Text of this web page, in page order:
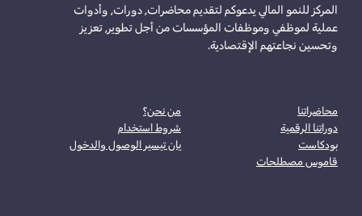
المركز للنمو المالي يدعوكم لتقديم محاضرات, دورات, وأدوات
عملية لموظفي وموظفات المؤسسات من أجل تطوير, تعزيز
وتحسين نجاعتهم الإقتصادية.
محاضراتنا
دوراتنا الرقمية
بودكاست
قاموس مصطلحات
من نحن؟
شروط استخدام
يان تيسير الوصول والدخول